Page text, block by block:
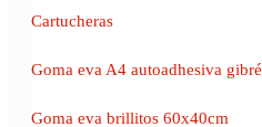
Cartucheras
Goma eva A4 autoadhesiva gibré
Goma eva brillitos 60x40cm